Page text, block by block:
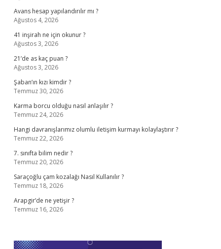
Avans hesap yapılandırılır mı ?
Ağustos 4, 2026
41 inşirah ne için okunur ?
Ağustos 3, 2026
21’de as kaç puan ?
Ağustos 3, 2026
Şaban’ın kızı kimdir ?
Temmuz 30, 2026
Karma borcu olduğu nasıl anlaşılır ?
Temmuz 24, 2026
Hangi davranışlarımız olumlu iletişim kurmayı kolaylaştırır ?
Temmuz 22, 2026
7. sınıfta bilim nedir ?
Temmuz 20, 2026
Saraçoğlu çam kozalağı Nasıl Kullanılır ?
Temmuz 18, 2026
Arapgir’de ne yetişir ?
Temmuz 16, 2026